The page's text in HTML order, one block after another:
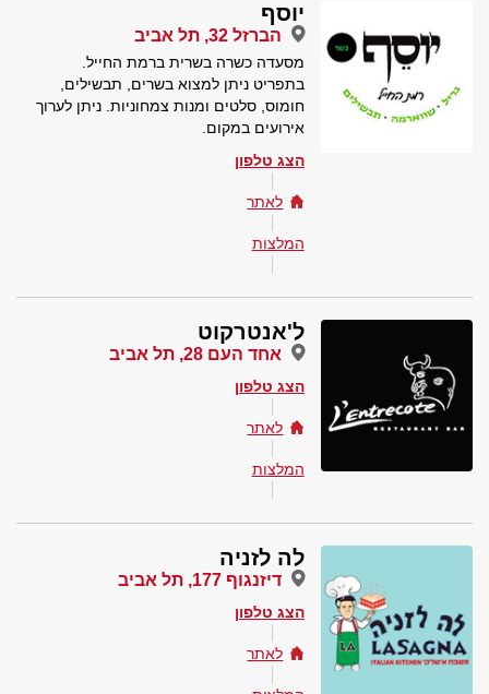
יוסף
הברזל 32, תל אביב
מסעדה כשרה בשרית ברמת החייל.
בתפריט ניתן למצוא בשרים, תבשילים,
חומוס, סלטים ומנות צמחוניות. ניתן לערוך
אירועים במקום.
הצג טלפון
לאתר
המלצות
ל'אנטרקוט
אחד העם 28, תל אביב
הצג טלפון
לאתר
המלצות
לה לזניה
דיזנגוף 177, תל אביב
הצג טלפון
לאתר